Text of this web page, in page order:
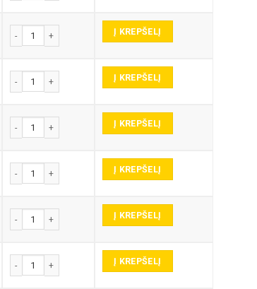
produkto kiekis: E345-P GRAVIRAVIMO FREZA
Į KREPŠELĮ
produkto kiekis: E345-P GRAVIRAVIMO FREZA
Į KREPŠELĮ
produkto kiekis: E345-P GRAVIRAVIMO FREZA
Į KREPŠELĮ
produkto kiekis: E345-P GRAVIRAVIMO FREZA
Į KREPŠELĮ
produkto kiekis: E345-P GRAVIRAVIMO FREZA
Į KREPŠELĮ
produkto kiekis: E345-P GRAVIRAVIMO FREZA
Į KREPŠELĮ